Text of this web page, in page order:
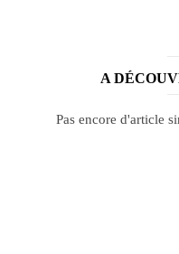
A
Pas encore d'article